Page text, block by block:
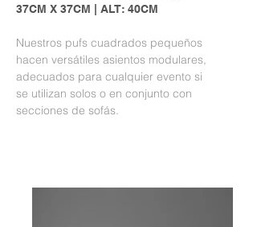
37CM X 37CM | ALT: 40CM
Nuestros pufs cuadrados pequeños
hacen versátiles asientos modulares,
adecuados para cualquier evento si
se utilizan solos o en conjunto con
secciones de sofás.